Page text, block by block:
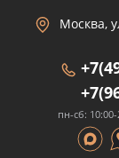
Москва,
пн-сб: